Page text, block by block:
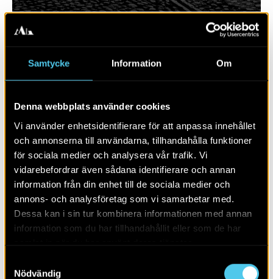
Samtycke Information Om
Denna webbplats använder cookies
Vi använder enhetsidentifierare för att anpassa innehållet
och annonserna till användarna, tillhandahålla funktioner
för sociala medier och analysera vår trafik. Vi
vidarebefordrar även sådana identifierare och annan
information från din enhet till de sociala medier och
annons- och analysföretag som vi samarbetar med.
Dessa kan i sin tur kombinera informationen med annan
information som du har tillhandahållit eller som de har
Nödvändig
RAPPORT 2025:101
Bergsbrunna